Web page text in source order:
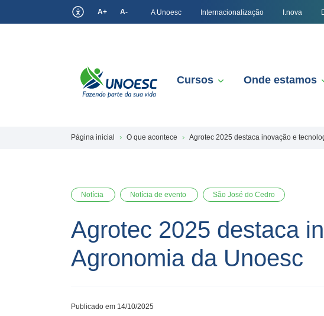
A+ A- A Unoesc Internacionalização I.nova
Cursos Onde estamos
Página inicial O que acontece Agrotec 2025 destaca inovação e
Notícia Notícia de evento São José do Cedro
Agrotec 2025 destaca
Agronomia da Unoesc
Publicado em 14/10/2025